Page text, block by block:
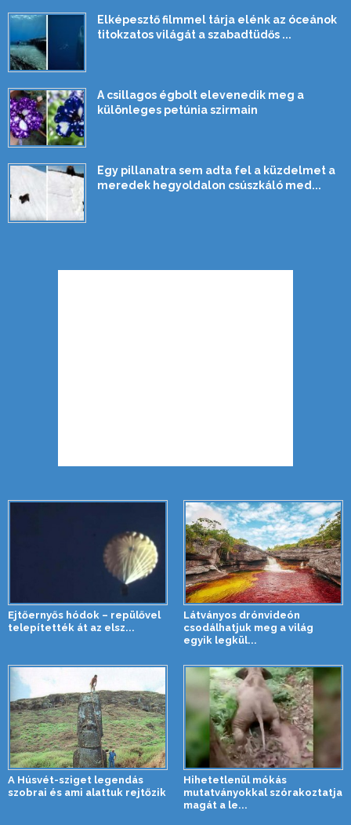
Elképesztő filmmel tárja elénk az óceánok
titokzatos világát a szabadtüdős ...
A csillagos égbolt elevenedik meg a
különleges petúnia szirmain
Egy pillanatra sem adta fel a küzdelmet a
meredek hegyoldalon csúszkáló med...
Ejtőernyős hódok – repülővel
telepítették át az elsz...
Látványos drónvideón
csodálhatjuk meg a világ
egyik legkül...
A Húsvét-sziget legendás
szobrai és ami alattuk rejtőzik
Hihetetlenül mókás
mutatványokkal szórakoztatja
magát a le...